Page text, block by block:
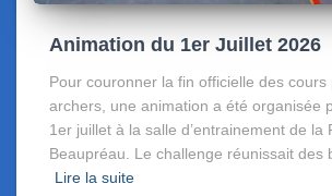
Animation du 1er Juillet 2026
Pour couronner la fin officielle des
archers, une animation a été organisée
1er juillet à la salle d’entrainement de la
Beaupréau. Le challenge réunissait des
Lire la suite